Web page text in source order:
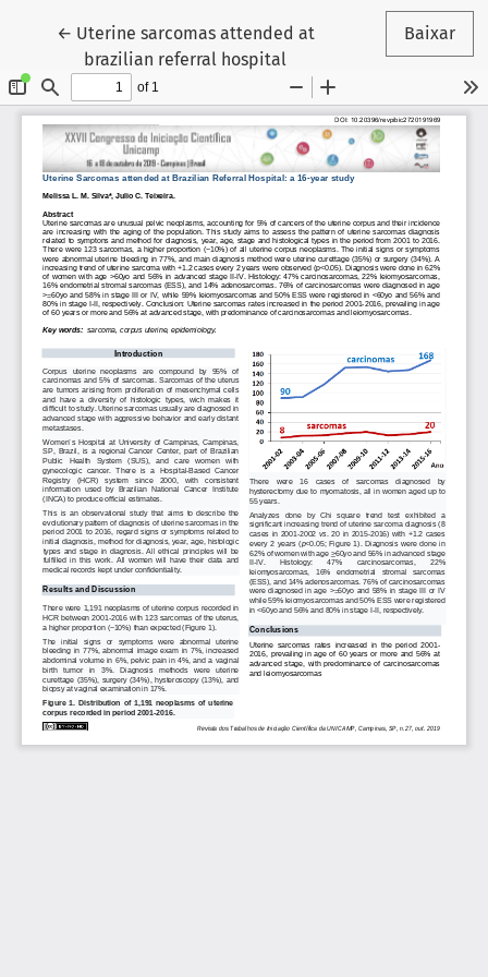
← Voltar aos Detalhes do Artigo
Uterine sarcomas attended at
brazilian referral hospital
Baixar